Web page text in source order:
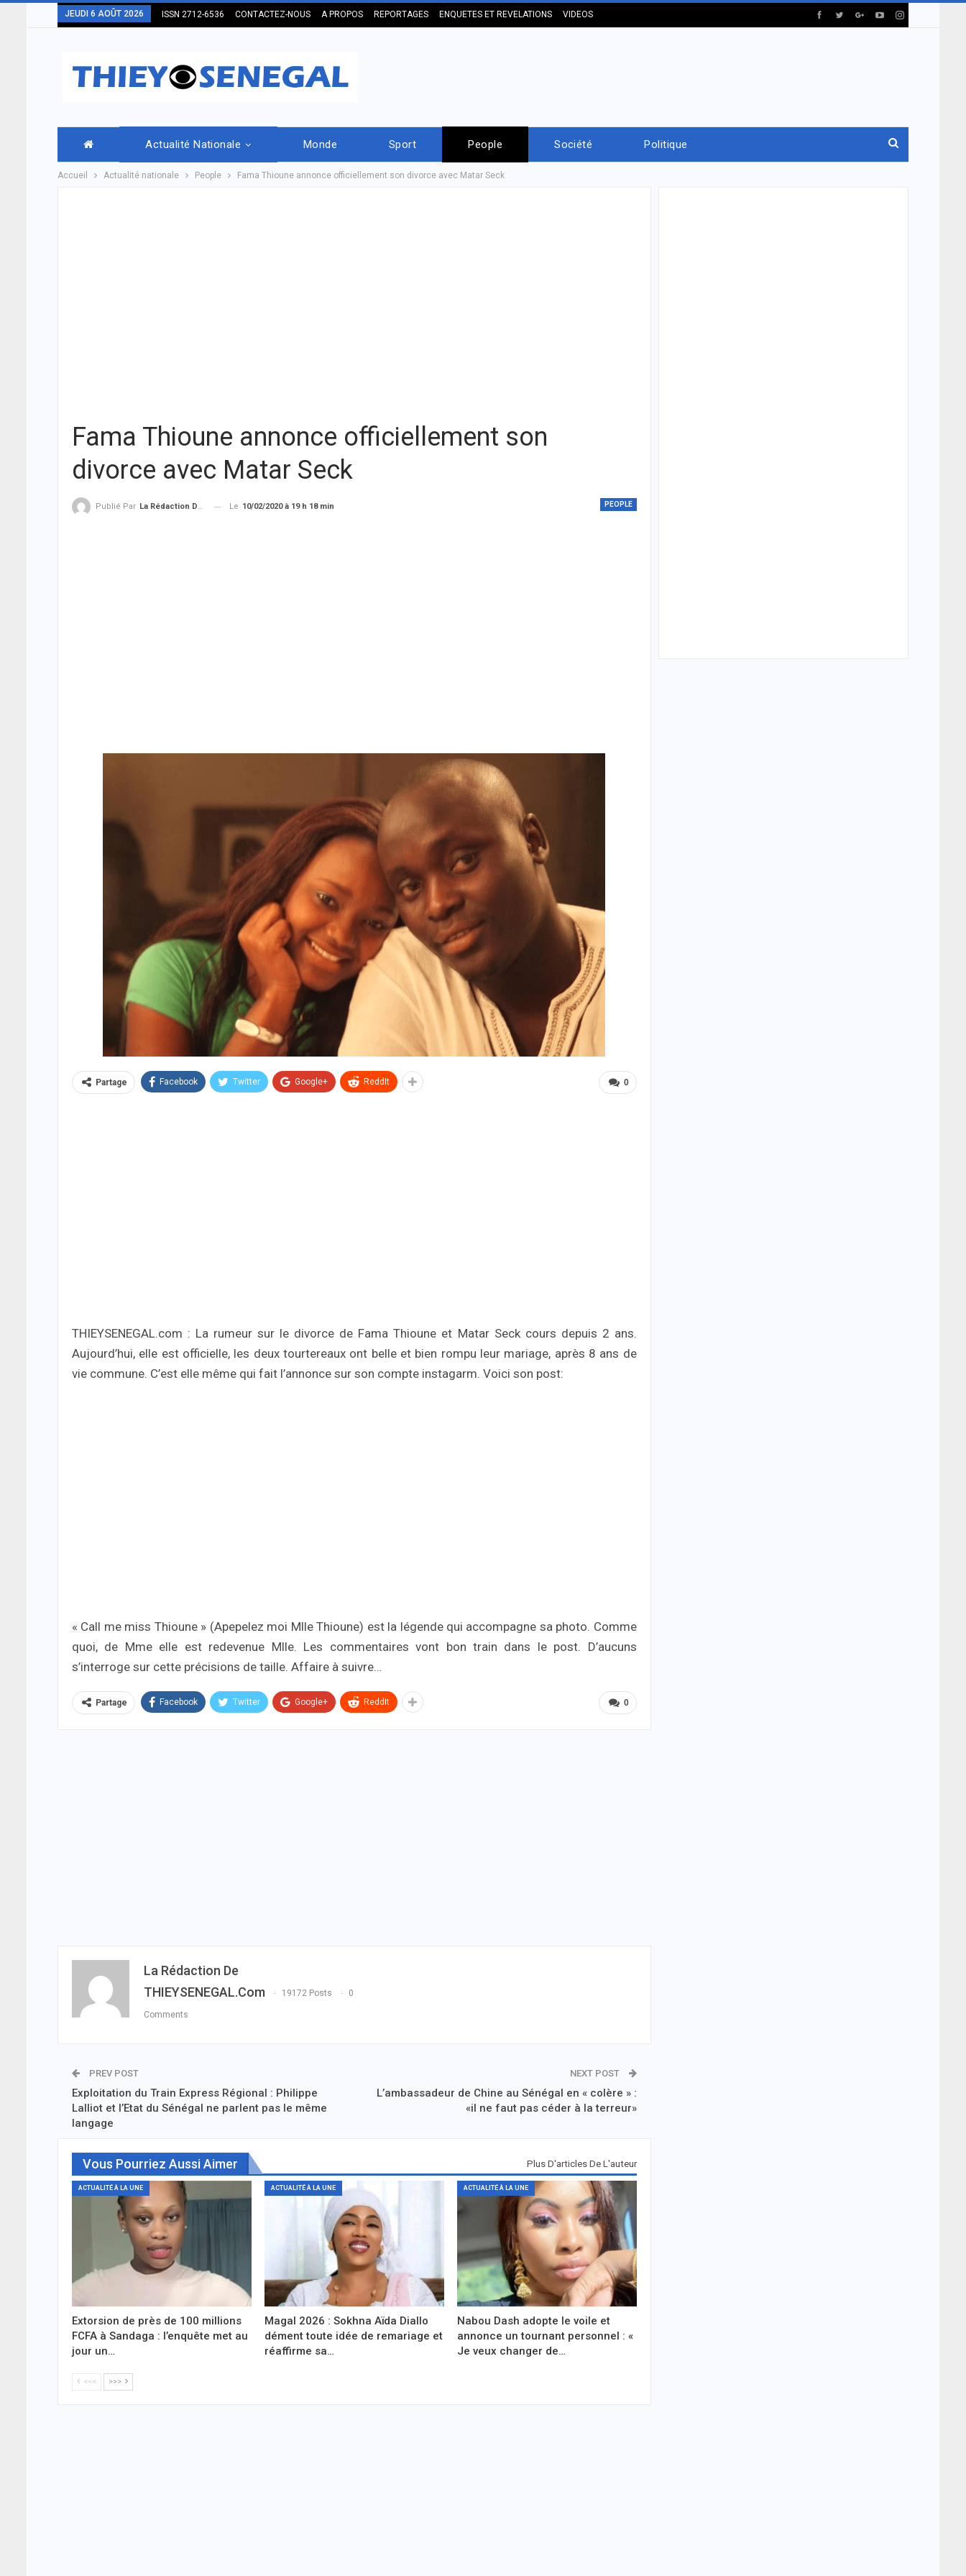
JEUDI 6 AOÛT 2026 ISSN 2712-6536 CONTACTEZ-NOUS A PROPOS REPORTAGES ENQUETES ET REVELATIONS VIDEOS
Actualité Nationale Monde Sport People Société Politique
Accueil Actualité nationale People Fama Thioune annonce officiellement son divorce avec Matar Seck
Fama Thioune annonce officiellement son
divorce avec Matar Seck
PEOPLE
Publié Par La Rédaction De THIEYSENEGAL.com Le 10/02/2020 à 19 h 18 min
0
Partage Facebook Twitter Google+ ReddIt
THIEYSENEGAL.com : La rumeur sur le divorce de Fama Thioune et Matar Seck cours depuis 2 ans.
Aujourd’hui, elle est officielle, les deux tourtereaux ont belle et bien rompu leur mariage, après 8 ans de
vie commune. C’est elle même qui fait l’annonce sur son compte instagarm. Voici son post:
« Call me miss Thioune » (Apepelez moi Mlle Thioune) est la légende qui accompagne sa photo. Comme
quoi, de Mme elle est redevenue Mlle. Les commentaires vont bon train dans le post. D’aucuns
s’interroge sur cette précisions de taille. Affaire à suivre…
0
Partage Facebook Twitter Google+ ReddIt
La Rédaction De
THIEYSENEGAL.com
19172 Posts 0
Comments
PREV POST
Exploitation du Train Express Régional : Philippe
Lalliot et l’Etat du Sénégal ne parlent pas le même
langage
NEXT POST
L’ambassadeur de Chine au Sénégal en « colère » :
«il ne faut pas céder à la terreur»
Vous Pourriez Aussi Aimer Plus D'articles De L'auteur
ACTUALITÉ À LA UNE
Extorsion de près de 100 millions
FCFA à Sandaga : l’enquête met au
jour un…
ACTUALITÉ À LA UNE
Magal 2026 : Sokhna Aïda Diallo
dément toute idée de remariage et
réaffirme sa…
ACTUALITÉ À LA UNE
Nabou Dash adopte le voile et
annonce un tournant personnel : «
Je veux changer de…
<<< >>>